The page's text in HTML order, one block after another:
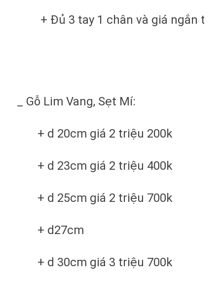
+ Đủ 3 tay 1 chân và giá ngắn
_ Gỗ Lim Vang, Sẹt Mí:
+ d 20cm giá 2 triệu 200k
+ d 23cm giá 2 triệu 400k
+ d 25cm giá 2 triệu 700k
+ d27cm
+ d 30cm giá 3 triệu 700k